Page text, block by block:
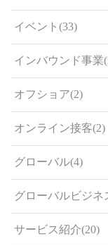
イベント(33)
インバウンド事業
オフショア(2)
オンライン接客(2)
グローバル(4)
グローバルビジネ
サービス紹介(20)